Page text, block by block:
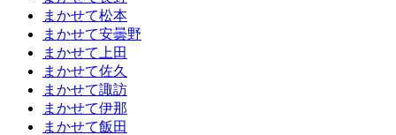
まかせて松本
まかせて安曇野
まかせて上田
まかせて佐久
まかせて諏訪
まかせて伊那
まかせて飯田